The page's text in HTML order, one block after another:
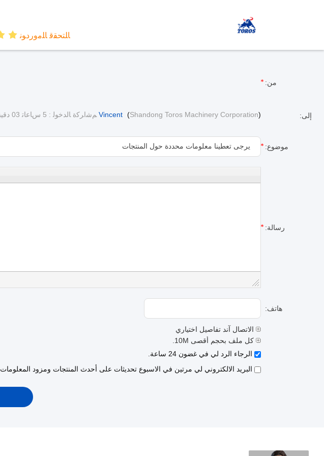
ﺎﻠﺘﺤﻘﻗ ﺎﻠﻣﻭﺭﺩﻮﻧ
من:
إلى: Vincent (Shandong Toros Machinery Corporation) ﻢﺷﺍﺮﻛﺓ ﺎﻟﺪﺧﻮﻟ : 5 ﺱﺎﻋﺎﺗ 03 دقيقة ﻢﻧﺫ
موضوع:
رسالة:
هاتف:
الاتصال آند تفاصيل اختياري
كل ملف بحجم أقصى 10M.
الرجاء الرد لي في غضون 24 ساعة.
البريد الالكتروني لي مرتين في الاسبوع تحديثات على أحدث المنتجات ومزود المعلومات.